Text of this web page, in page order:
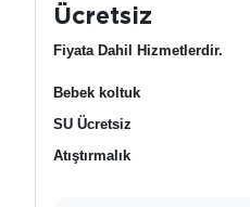
Ücretsiz
Fiyata Dahil Hizmetlerdir.
Bebek koltuk
SU Ücretsiz
Atıştırmalık